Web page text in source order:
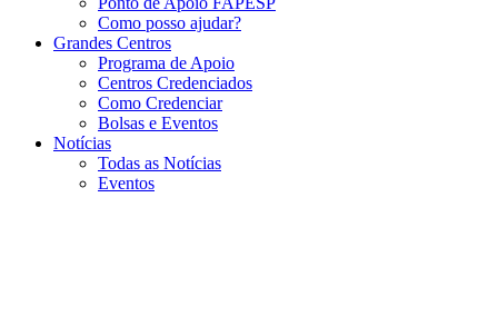
Como posso ajudar?
Grandes Centros
Programa de Apoio
Centros Credenciados
Como Credenciar
Bolsas e Eventos
Notícias
Todas as Notícias
Eventos